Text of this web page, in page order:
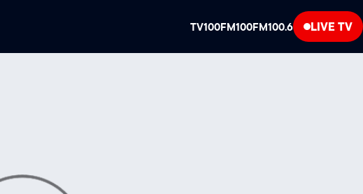
TV100FM100FM100.6 LIVE TV